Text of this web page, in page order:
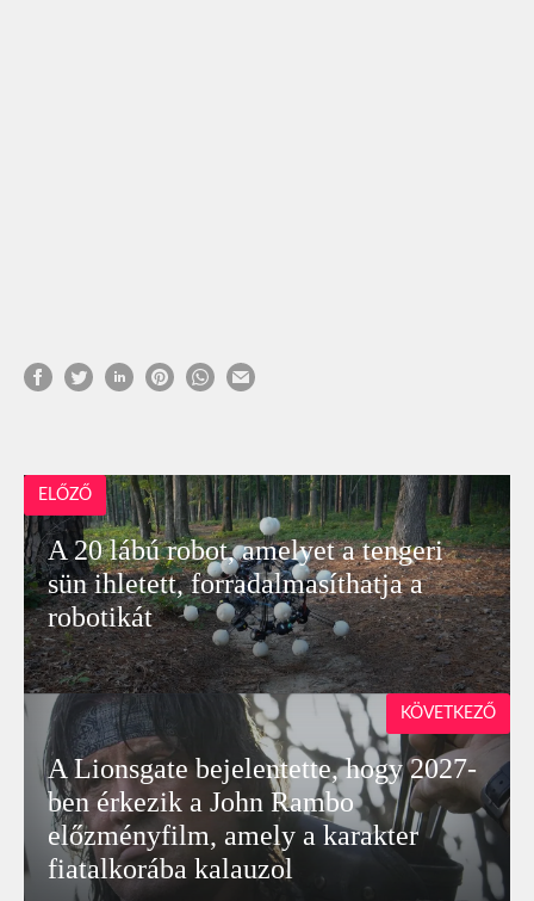
ELŐZŐ
A 20 lábú robot, amelyet a tengeri
sün ihletett, forradalmasíthatja a
robotikát
A Lionsgate bejelentette, hogy 2027-
ben érkezik a John Rambo
előzményfilm, amely a karakter
fiatalkorába kalauzol
KÖVETKEZŐ